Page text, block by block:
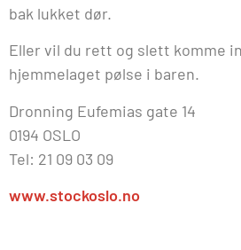
bak lukket dør.
Eller vil du rett og slett komme
hjemmelaget pølse i baren.
Dronning Eufemias gate 14
0194 OSLO
Tel: 21 09 03 09
www.stockoslo.no